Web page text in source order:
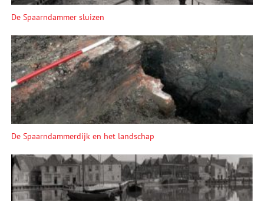
De Spaarndammer sluizen
De Spaarndammerdijk en het landschap